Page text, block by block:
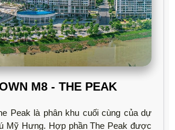
M8 - THE PEAK
Peak là phân khu cuối cùng của dự
Mỹ Hưng. Hợp phần The Peak được